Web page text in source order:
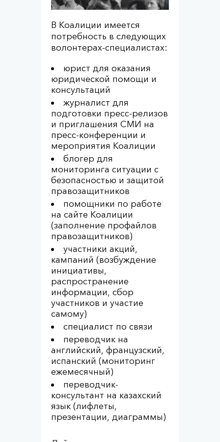
В Коалиции имеется
потребность в следующих
волонтерах-специалистах:
юрист для оказания
юридической помощи и
консультаций
журналист для
подготовки пресс-релизов
и приглашения СМИ на
пресс-конференции и
мероприятия Коалиции
блогер для
мониторинга ситуации с
безопасностью и защитой
правозащитников
помощники по работе
на сайте Коалиции
(заполнение профайлов
правозащитников)
участники акций,
кампаний (возбуждение
инициативы,
распространение
информации, сбор
участников и участие
самому)
специалист по связи
переводчик на
английский, французский,
испанский (мониторинг
ежемесячный)
переводчик-
консультант на казахский
язык (лифлеты,
презентации, диаграммы)